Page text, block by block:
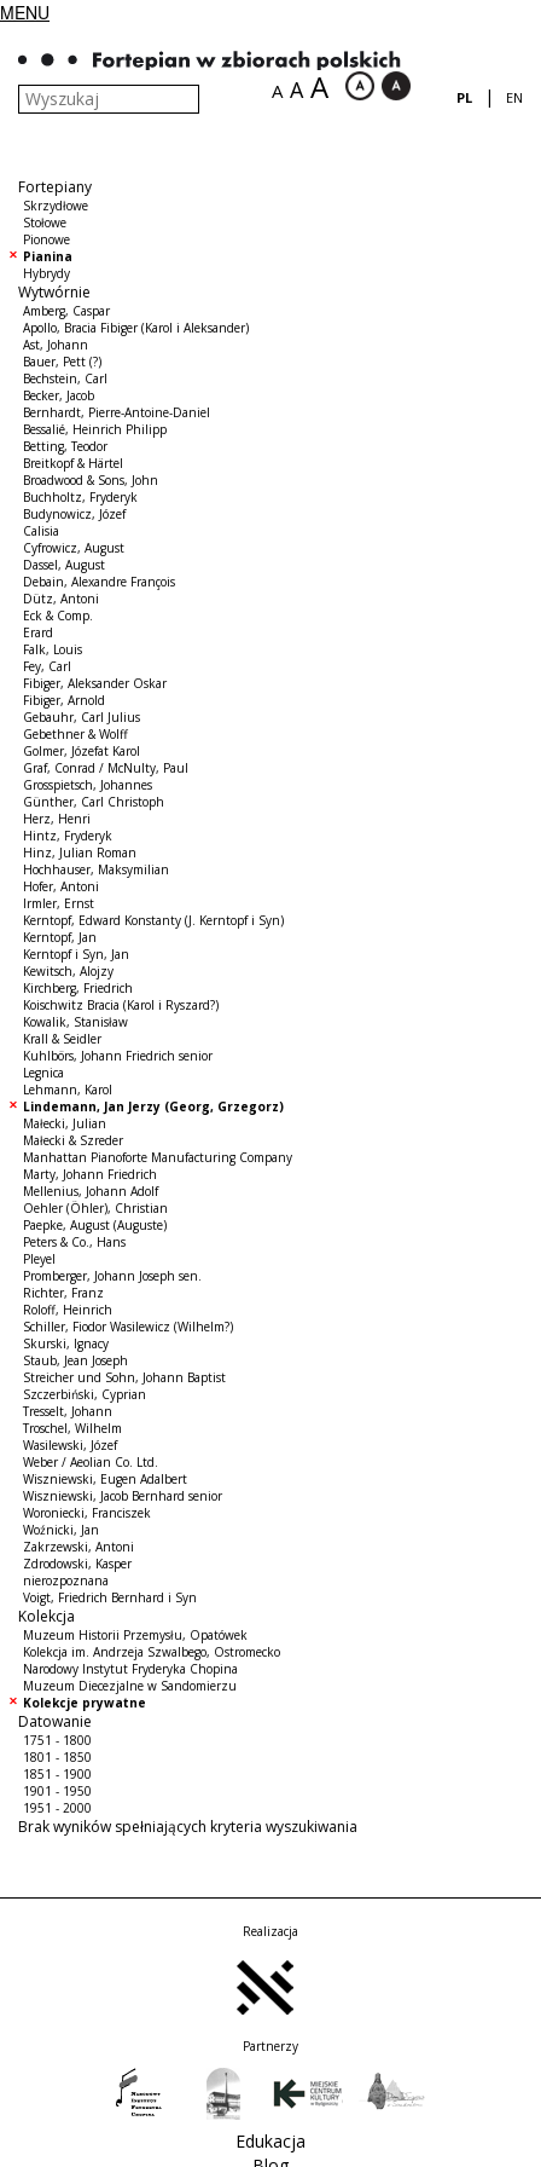
MENU
A A A PL | EN
Fortepiany
Skrzydłowe
Stołowe
Pionowe
Pianina
Hybrydy
Wytwórnie
Amberg, Caspar
Apollo, Bracia Fibiger (Karol i Aleksander)
Ast, Johann
Bauer, Pett (?)
Bechstein, Carl
Becker, Jacob
Bernhardt, Pierre-Antoine-Daniel
Bessalié, Heinrich Philipp
Betting, Teodor
Breitkopf & Härtel
Broadwood & Sons, John
Buchholtz, Fryderyk
Budynowicz, Józef
Calisia
Cyfrowicz, August
Dassel, August
Debain, Alexandre François
Dütz, Antoni
Eck & Comp.
Erard
Falk, Louis
Fey, Carl
Fibiger, Aleksander Oskar
Fibiger, Arnold
Gebauhr, Carl Julius
Gebethner & Wolff
Golmer, Józefat Karol
Graf, Conrad / McNulty, Paul
Grosspietsch, Johannes
Günther, Carl Christoph
Herz, Henri
Hintz, Fryderyk
Hinz, Julian Roman
Hochhauser, Maksymilian
Hofer, Antoni
Irmler, Ernst
Kerntopf, Edward Konstanty (J. Kerntopf i Syn)
Kerntopf, Jan
Kerntopf i Syn, Jan
Kewitsch, Alojzy
Kirchberg, Friedrich
Koischwitz Bracia (Karol i Ryszard?)
Kowalik, Stanisław
Krall & Seidler
Kuhlbörs, Johann Friedrich senior
Legnica
Lehmann, Karol
Lindemann, Jan Jerzy (Georg, Grzegorz)
Małecki, Julian
Małecki & Szreder
Manhattan Pianoforte Manufacturing Company
Marty, Johann Friedrich
Mellenius, Johann Adolf
Oehler (Öhler), Christian
Paepke, August (Auguste)
Peters & Co., Hans
Pleyel
Promberger, Johann Joseph sen.
Richter, Franz
Roloff, Heinrich
Schiller, Fiodor Wasilewicz (Wilhelm?)
Skurski, Ignacy
Staub, Jean Joseph
Streicher und Sohn, Johann Baptist
Szczerbiński, Cyprian
Tresselt, Johann
Troschel, Wilhelm
Wasilewski, Józef
Weber / Aeolian Co. Ltd.
Wiszniewski, Eugen Adalbert
Wiszniewski, Jacob Bernhard senior
Woroniecki, Franciszek
Woźnicki, Jan
Zakrzewski, Antoni
Zdrodowski, Kasper
nierozpoznana
Voigt, Friedrich Bernhard i Syn
Kolekcja
Muzeum Historii Przemysłu, Opatówek
Kolekcja im. Andrzeja Szwalbego, Ostromecko
Narodowy Instytut Fryderyka Chopina
Muzeum Diecezjalne w Sandomierzu
Kolekcje prywatne
Datowanie
1751 - 1800
1801 - 1850
1851 - 1900
1901 - 1950
1951 - 2000
Brak wyników spełniających kryteria wyszukiwania
Realizacja
Partnerzy
Edukacja